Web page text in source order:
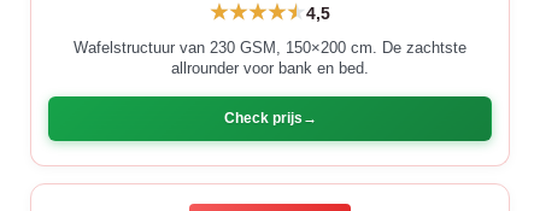
4,5
Wafelstructuur van 230 GSM, 150×200 cm. De zachtste
allrounder voor bank en bed.
Check prijs